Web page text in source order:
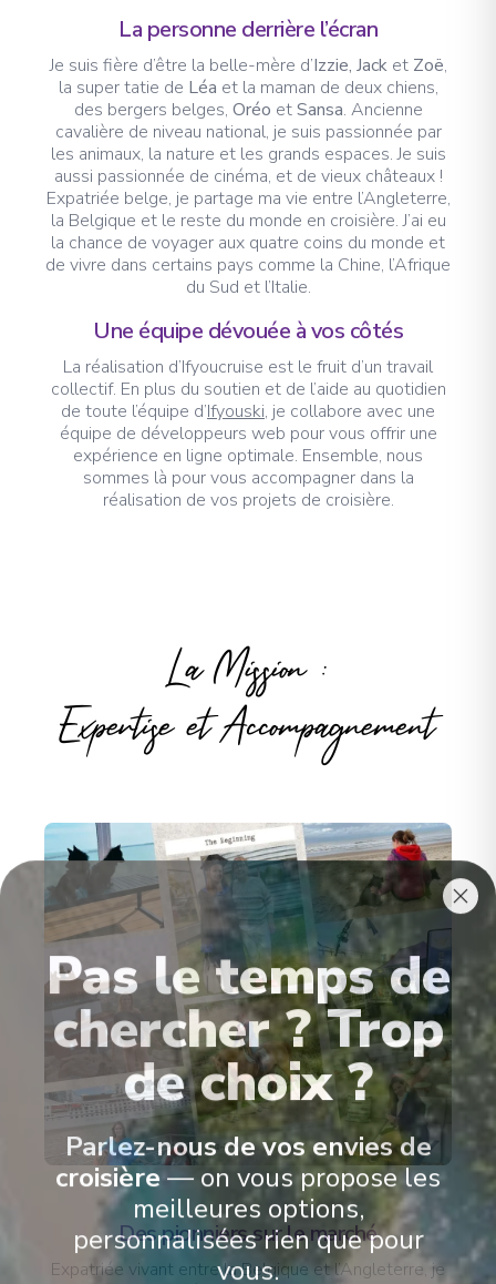
La personne derrière l’écran
Je suis fière d’être la belle-mère d’Izzie, Jacket Zoë,
la super tatie de Léa et la maman de deux chiens,
des bergers belges, Oréo etSansa. Ancienne
cavalière de niveau national, je suis passionnée par
les animaux, la nature et les grands espaces. Je suis
aussi passionnée de cinéma, et de vieux châteaux !
Expatriée belge, je partage ma vie entre l’Angleterre,
la Belgique et le reste du monde en croisière. J’ai eu
la chance de voyager aux quatre coins du monde et
de vivre dans certains pays comme la Chine, l’Afrique
du Sud et l’Italie.
Une équipe dévouée à vos côtés
La réalisation d’Ifyoucruise est le fruit d’un travail
collectif. En plus du soutien et de l’aide au quotidien
de toute l’équipe d’Ifyouski, je collabore avec une
équipe de développeurs web pour vous offrir une
expérience en ligne optimale. Ensemble, nous
sommes là pour vous accompagner dans la
réalisation de vos projets de croisière.
La Mission :
Expertise et Accompagnement
Des pionniers sur le marché
Expatriée vivant entre la Belgique et l’Angleterre, je
Pas le temps de
chercher ? Trop
de choix ?
Parlez-nous de vos envies de
croisière — on vous propose les
meilleures options,
personnalisées rien que pour
vous.